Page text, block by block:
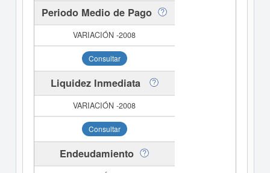
Periodo Medio de Pago
Consultar
Liquidez Inmediata
Consultar
Endeudamiento